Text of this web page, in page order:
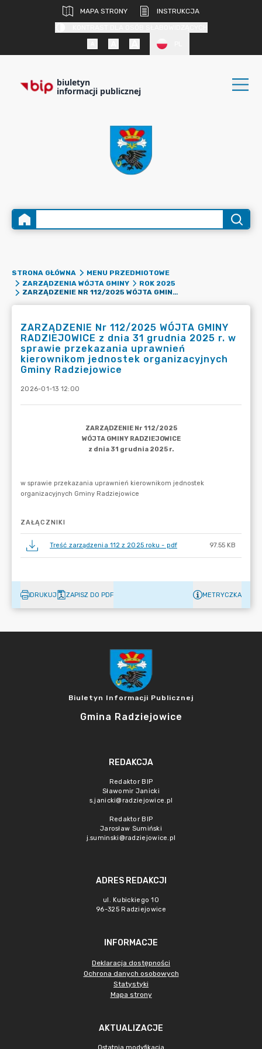
MAPA STRONY
INSTRUKCJA
biuletyn
informacji publicznej
STRONA GŁÓWNA
MENU PRZEDMIOTOWE
ZARZĄDZENIA WÓJTA GMINY
ROK 2025
ZARZĄDZENIE NR 112/2025 WÓJTA GMINY RADZIEJOWICE Z DNIA 31 GRUDNIA 2025 R. W SPRAWIE PRZEKAZANIA UPRAWNIEŃ KIEROWNIKOM JEDNOSTEK ORGANIZACYJNYCH GMINY RADZIEJOWICE
ZARZĄDZENIE Nr 112/2025 WÓJTA GMINY
RADZIEJOWICE z dnia 31 grudnia 2025 r. w
sprawie przekazania uprawnień
kierownikom jednostek organizacyjnych
Gminy Radziejowice
2026-01-13 12:00
ZAŁĄCZNIKI
Treść zarządzenia 112 z 2025 roku - pdf 97.55 KB
DRUKUJ ZAPISZ DO PDF METRYCZKA
Biuletyn Informacji Publicznej
Gmina Radziejowice
REDAKCJA
Redaktor BIP
Sławomir Janicki
s.janicki@radziejowice.pl
Redaktor BIP
Jarosław Sumiński
j.suminski@radziejowice.pl
ADRES REDAKCJI
ul. Kubickiego 10
96-325 Radziejowice
INFORMACJE
Deklaracja dostępności
Ochrona danych osobowych
Statystyki
Mapa strony
AKTUALIZACJE